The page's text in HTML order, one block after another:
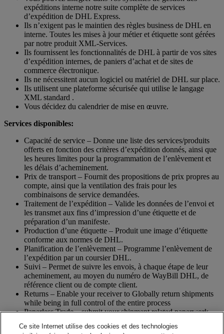
expéditions interne notre suite complète de services
d’expédition de DHL Express.
Ils n’exigent pas le maintien des règles business de DHL en
interne. Toutes les mises à jour métier et étiquette sont gérées
par notre produit XML-Services.
Ils fournissent les fonctionnalités de DHL à partir de vos sites
d’expédition internes, de paniers d’achat et de sites de
commerce électronique.
Ils ne nécessitent aucun logiciel ou matériel de DHL sur place.
Ils utilisent une plateforme sécurisée qui utilise le langage
XML standard .
Vous décidez du calendrier de mise en œuvre.
Services disponibles:
Capacité de service – Donne une liste des services/produits
offerts en fonction des critères d’expédition donnés, ainsi que
les heures limites pour la programmation de l’enlèvement et
les délais d’acheminement.
Prix de transport – Fournit des propositions de prix propres au
compte, ainsi que la ventilation des frais pour les
combinaisons de service demandées.
Traitement de l’expédition – Valide les données de l’envoi et
les transmet aux fins d’impression d’une étiquette et de
préparation d’un manifeste.
Production d’une étiquette – Produit une image d’étiquette
conforme aux normes de DHL.
Planification de l’enlèvement – Programme l’enlèvement de
l’expédition par un coursier DHL.
Suivi – Permet de suivre les envois, à chaque étape de leur
acheminement, au moyen du numéro de WayBill DHL, de
référence client ou de compte client.
Returns – Enable your receiver to Globally return shipments
while being in full control of the entire process
Paperless Trade – submit your shipment related paperwork
this feature)
Ce site Internet utilise des cookies et des technologies